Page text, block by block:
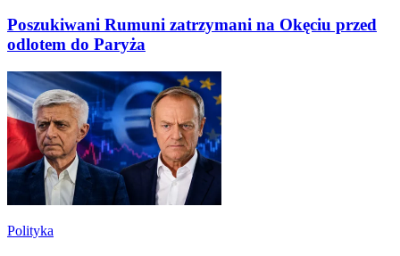
Poszukiwani Rumuni zatrzymani na Okęciu przed
odlotem do Paryża
Polityka